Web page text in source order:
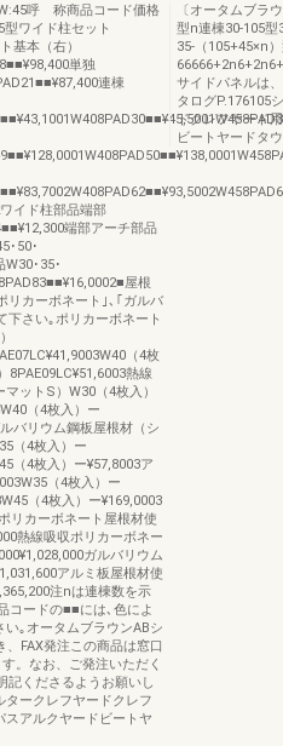
呼 称商品コード価格
ワイド柱セット
基本（右）
単独
連棟
イド柱部品端部
端部アーチ部品
･50･
W30･35･
屋根
リカーボネート｣､｢ガルバ
下さい｡ポリカーボネート
（4枚
8PAE09LC¥51,6003熱線
ットS）W30（4枚入）
（4枚入）ー
バリウム鋼板屋根材（シ
（4枚入）ー
（4枚入）ー¥57,8003ア
（4枚入）ー
（4枚入）ー¥169,0003
リカーボネート屋根材使
熱線吸収ポリカーボネー
ガルバリウム
アルミ板屋根材使
注nは連棟数を示
コードの■■には､色によ
｡オータムブラウンABシ
FAX発注この商品は窓口
。なお、ご発注いただく
記くださるようお願いし
タークレフヤードクレフ
アルクヤードビートヤ
〔オータムブラ
型n連棟30-105型
35-（105+45×n
サイドパネルは
タログP.176105
ドクレフヤード
ビートヤードタ